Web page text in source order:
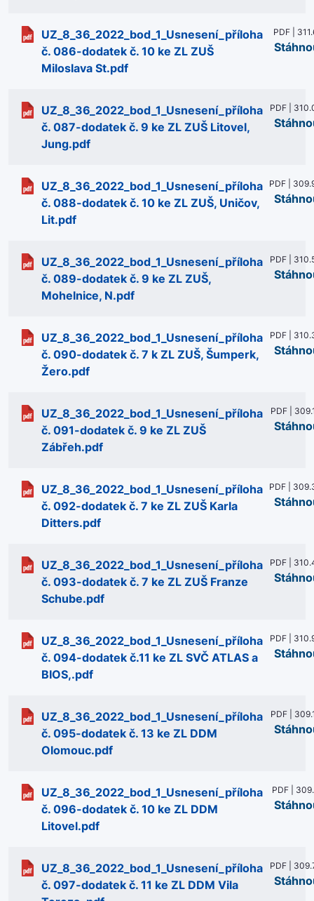
UZ_8_36_2022_bod_1_Usnesení_příloha
č. 086-dodatek č. 10 ke ZL ZUŠ
Miloslava St.pdf
PDF |
UZ_8_36_2022_bod_1_Usnesení_příloha
č. 087-dodatek č. 9 ke ZL ZUŠ Litovel,
Jung.pdf
PDF |
UZ_8_36_2022_bod_1_Usnesení_příloha
č. 088-dodatek č. 10 ke ZL ZUŠ, Uničov,
Lit.pdf
PDF |
UZ_8_36_2022_bod_1_Usnesení_příloha
č. 089-dodatek č. 9 ke ZL ZUŠ,
Mohelnice, N.pdf
PDF |
UZ_8_36_2022_bod_1_Usnesení_příloha
č. 090-dodatek č. 7 k ZL ZUŠ, Šumperk,
Žero.pdf
PDF |
UZ_8_36_2022_bod_1_Usnesení_příloha
č. 091-dodatek č. 9 ke ZL ZUŠ
Zábřeh.pdf
PDF |
UZ_8_36_2022_bod_1_Usnesení_příloha
č. 092-dodatek č. 7 ke ZL ZUŠ Karla
Ditters.pdf
PDF |
UZ_8_36_2022_bod_1_Usnesení_příloha
č. 093-dodatek č. 7 ke ZL ZUŠ Franze
Schube.pdf
PDF |
UZ_8_36_2022_bod_1_Usnesení_příloha
č. 094-dodatek č.11 ke ZL SVČ ATLAS a
BIOS,.pdf
PDF |
UZ_8_36_2022_bod_1_Usnesení_příloha
č. 095-dodatek č. 13 ke ZL DDM
Olomouc.pdf
PDF |
UZ_8_36_2022_bod_1_Usnesení_příloha
č. 096-dodatek č. 10 ke ZL DDM
Litovel.pdf
PDF |
UZ_8_36_2022_bod_1_Usnesení_příloha
č. 097-dodatek č. 11 ke ZL DDM Vila
PDF |